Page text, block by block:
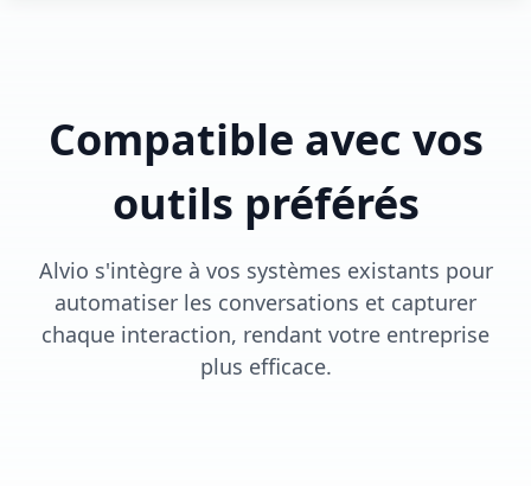
Compatible avec vos
outils préférés
Alvio s'intègre à vos systèmes existants pour
automatiser les conversations et capturer
chaque interaction, rendant votre entreprise
plus efficace.